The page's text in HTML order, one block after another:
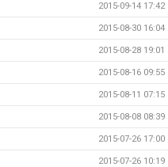
2015-09-14 17:42
2015-08-30 16:04
2015-08-28 19:01
2015-08-16 09:55
2015-08-11 07:15
2015-08-08 08:39
2015-07-26 17:00
2015-07-26 10:19